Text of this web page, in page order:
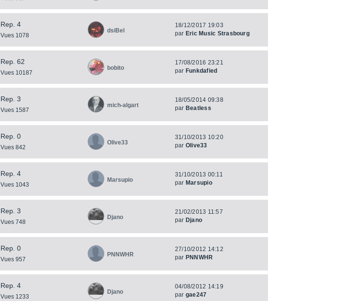
Rep. 4
Vues 1078
dsiBel
18/12/2017 19:03
par Eric Music Strasbourg
Rep. 62
Vues 10187
bobito
17/08/2016 23:21
par Funkdafied
Rep. 3
Vues 1587
mich-algart
18/05/2014 09:38
par Beatless
Rep. 0
Vues 842
Olive33
31/10/2013 10:20
par Olive33
Rep. 4
Vues 1043
Marsupio
31/10/2013 00:11
par Marsupio
Rep. 3
Vues 748
Djano
21/02/2013 11:57
par Djano
Rep. 0
Vues 957
PNNWHR
27/10/2012 14:12
par PNNWHR
Rep. 4
Vues 1233
Djano
04/08/2012 14:19
par gae247